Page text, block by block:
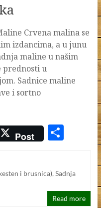
Crvena malina se
izdancima, a u junu
maline u našim
prednosti u
Sadnice maline
i sortno
Post
S
e
i brusnica),Sadnja
Read more